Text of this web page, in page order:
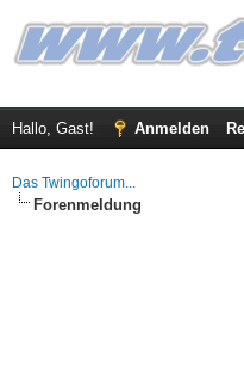
Hallo, Gast! Anmelden
Das Twingoforum...
Forenmeldung